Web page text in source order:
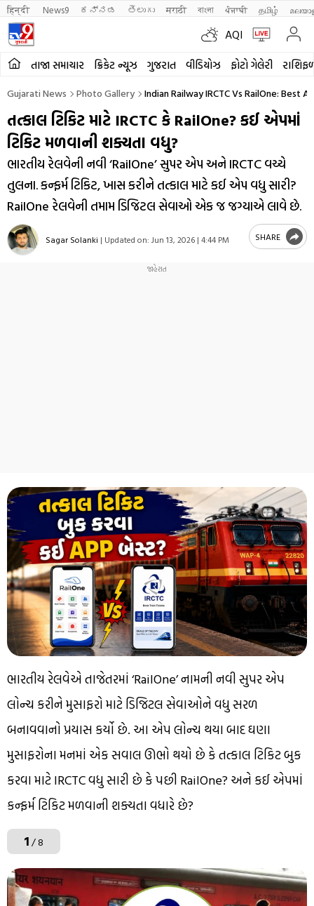
हिन्दी News9 ಕನ್ನಡ తెలుగు मराठी বাংলা ਪੰਜਾਬੀ தமிழ்
AQI
તાજા સમાચાર ક્રિકેટ ન્યૂઝ ગુજરાત વીડિયોઝ ફોટો ગેલેરી
Gujarati News Photo Gallery Indian Railway IRCTC Vs RailOne: Best
તત્કાલ ટિકિટ માટે IRCTC કે RailOne? કઈ એપમાં
ટિકિટ મળવાની શક્યતા વધુ?
ભારતીય રેલવેની નવી ‘RailOne’ સુપર એપ અને IRCTC વચ્ચે
તુલના. કન્ફર્મ ટિકિટ, ખાસ કરીને તત્કાલ માટે કઈ એપ વધુ સારી?
RailOne રેલવેની તમામ ડિજિટલ સેવાઓ એક જ જગ્યાએ લાવે છે.
Sagar Solanki | Updated on: Jun 13, 2026 | 4:44 PM SHARE
ભારતીય રેલવેએ તાજેતરમાં ‘RailOne’ નામની નવી સુપર એપ
લોન્ચ કરીને મુસાફરો માટે ડિજિટલ સેવાઓને વધુ સરળ
બનાવવાનો પ્રયાસ કર્યો છે. આ એપ લોન્ચ થયા બાદ ઘણા
મુસાફરોના મનમાં એક સવાલ ઊભો થયો છે કે તત્કાલ ટિકિટ બુક
કરવા માટે IRCTC વધુ સારી છે કે પછી RailOne? અને કઈ એપમાં
કન્ફર્મ ટિકિટ મળવાની શક્યતા વધારે છે?
1/ 8